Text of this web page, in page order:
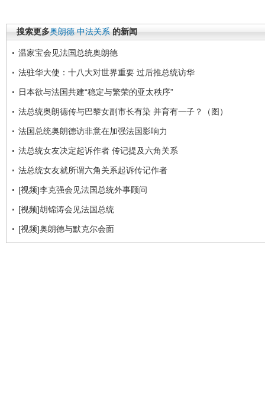
搜索更多奥朗德 中法关系 的新闻
温家宝会见法国总统奥朗德
法驻华大使：十八大对世界重要 过后推总统访华
日本欲与法国共建“稳定与繁荣的亚太秩序”
法总统奥朗德传与巴黎女副市长有染 并育有一子？（图）
法国总统奥朗德访非意在加强法国影响力
法总统女友决定起诉作者 传记提及六角关系
法总统女友就所谓六角关系起诉传记作者
[视频]李克强会见法国总统外事顾问
[视频]胡锦涛会见法国总统
[视频]奥朗德与默克尔会面